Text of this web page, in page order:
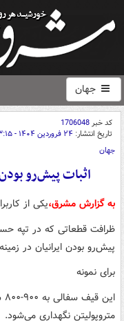
جهان
کد خبر1706048
تاریخ انتشار: ۲۴ فروردین ۱۴۰۴ - ۲۳:۱۵
جهان
اثبات پیش‌رو
به گزارش مشرق،یکی از
ظرافت قطعاتی که در تپه
پیش‌رو بودن ایرانیان در
برای نمونه
متروپولیتن نگهداری می‌شود.